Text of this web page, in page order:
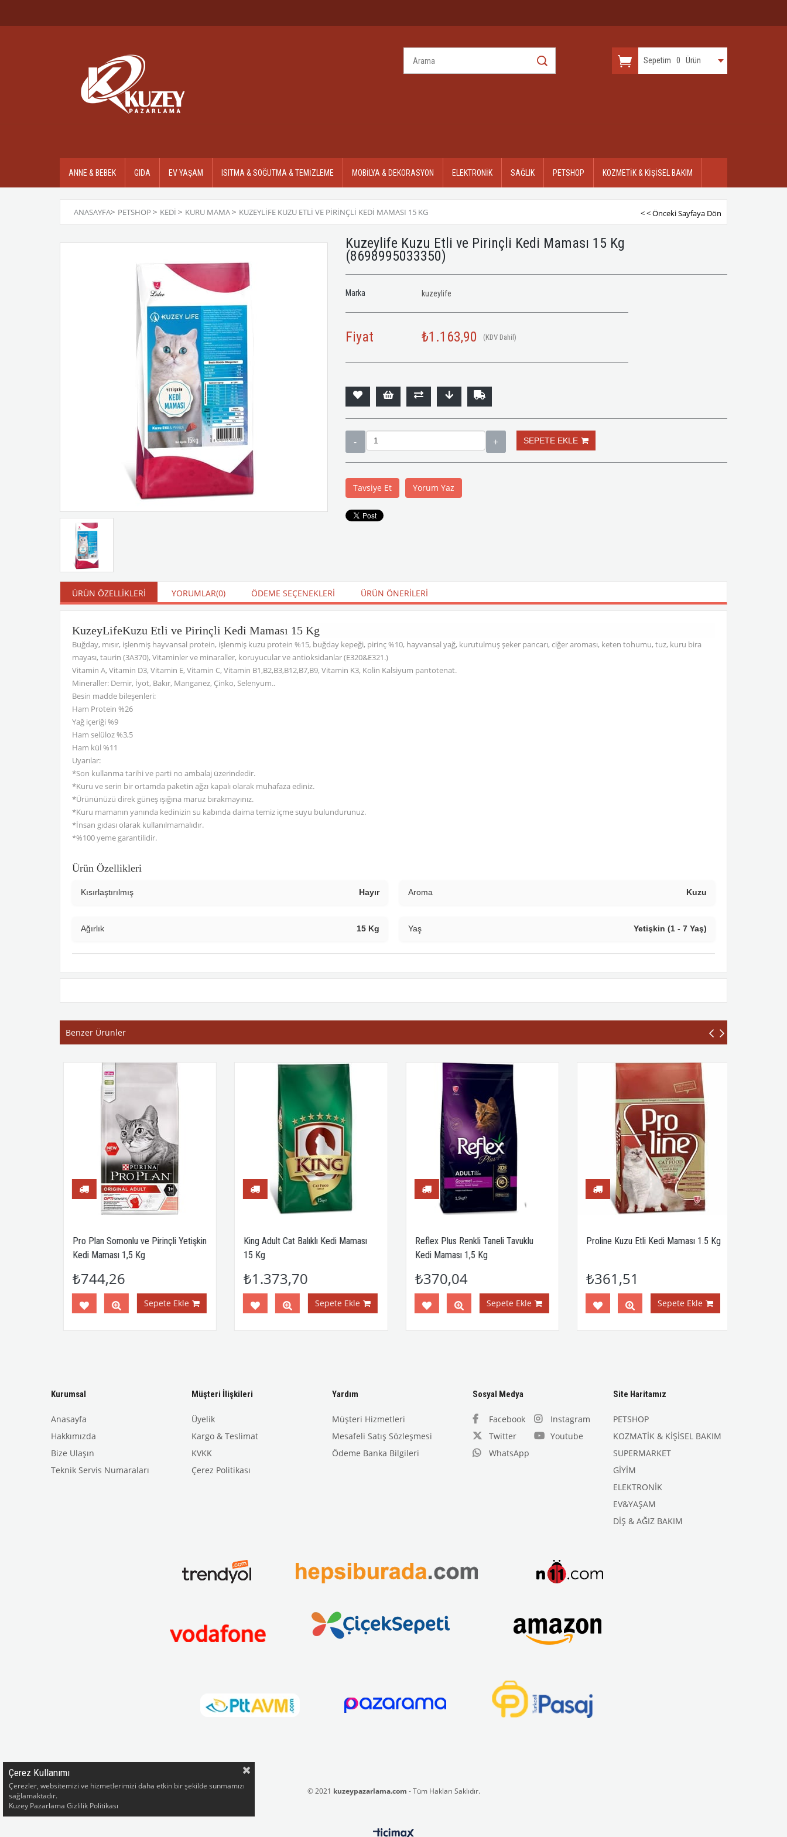
Sepetim 0 Ürün
ANNE & BEBEK GIDA EV YAŞAM ISITMA & SOĞUTMA & TEMİZLEME MOBİLYA & DEKORASYON ELEKTRONİK SAĞLIK PETSHOP KOZMETİK & KİŞİSEL BAKIM
ANASAYFA> PETSHOP > KEDİ > KURU MAMA> KUZEYLIFE KUZU ETLI VE PIRINÇLI KEDI MAMASI 15 KG < < Önceki Sayfaya Dön
Kuzeylife Kuzu Etli ve Pirinçli Kedi Maması 15 Kg
(8698995033350)
Marka kuzeylife
Fiyat ₺1.163,90 (KDV Dahil)
Tavsiye Et Yorum Yaz
ÜRÜN ÖZELLIKLERI YORUMLAR(0) ÖDEME SEÇENEKLERI ÜRÜN ÖNERILERI
KuzeyLifeKuzu Etli ve Pirinçli Kedi Maması 15 Kg
Buğday, mısır, işlenmiş hayvansal protein, işlenmiş kuzu protein %15, buğday kepeği, pirinç %10, hayvansal yağ, kurutulmuş şeker pancarı, ciğer aroması, keten tohumu, tuz, kuru bira
mayası, taurin (3A370), Vitaminler ve minaraller, koruyucular ve antioksidanlar (E320&E321.)
Vitamin A, Vitamin D3, Vitamin E, Vitamin C, Vitamin B1,B2,B3,B12,B7,B9, Vitamin K3, Kolin Kalsiyum pantotenat.
Mineraller: Demir, İyot, Bakır, Manganez, Çinko, Selenyum..
Besin madde bileşenleri:
Ham Protein %26
Yağ içeriği %9
Ham selüloz %3,5
Ham kül %11
Uyarılar:
*Son kullanma tarihi ve parti no ambalaj üzerindedir.
*Kuru ve serin bir ortamda paketin ağzı kapalı olarak muhafaza ediniz.
*Ürününüzü direk güneş ışığına maruz bırakmayınız.
*Kuru mamanın yanında kedinizin su kabında daima temiz içme suyu bulundurunuz.
*İnsan gıdası olarak kullanılmamalıdır.
*%100 yeme garantilidir.
Ürün Özellikleri
Kısırlaştırılmış Hayır Aroma Kuzu
Ağırlık 15 Kg Yaş Yetişkin (1 - 7 Yaş)
Benzer Ürünler
Pro Plan Somonlu ve Pirinçli Yetişkin
Kedi Maması 1,5 Kg
₺744,26
Sepete Ekle
King Adult Cat Balıklı Kedi Maması
15 Kg
₺1.373,70
Sepete Ekle
Reflex Plus Renkli Taneli Tavuklu
Kedi Maması 1,5 Kg
₺370,04
Sepete Ekle
Proline Kuzu Etli Kedi Maması 1.5 Kg
₺361,51
Sepete Ekle
Kurumsal
Anasayfa
Hakkımızda
Bize Ulaşın
Teknik Servis Numaraları
Müşteri İlişkileri
Üyelik
Kargo & Teslimat
KVKK
Çerez Politikası
Yardım
Müşteri Hizmetleri
Mesafeli Satış Sözleşmesi
Ödeme Banka Bilgileri
Sosyal Medya
Facebook
Instagram
Twitter
Youtube
WhatsApp
Site Haritamız
PETSHOP
KOZMATİK & KİŞİSEL BAKIM
SUPERMARKET
GİYİM
ELEKTRONİK
EV&YAŞAM
DİŞ & AĞIZ BAKIM
© 2021 kuzeypazarlama.com - Tüm Hakları Saklıdır.
Çerez Kullanımı
Çerezler, websitemizi ve hizmetlerimizi daha etkin bir şekilde sunmamızı
sağlamaktadır.
Kuzey Pazarlama Gizlilik Politikası